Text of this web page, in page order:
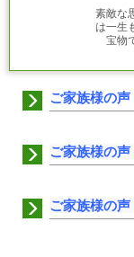
素敵な
は一生
宝物
ご家族様の
ご家族様の
ご家族様の